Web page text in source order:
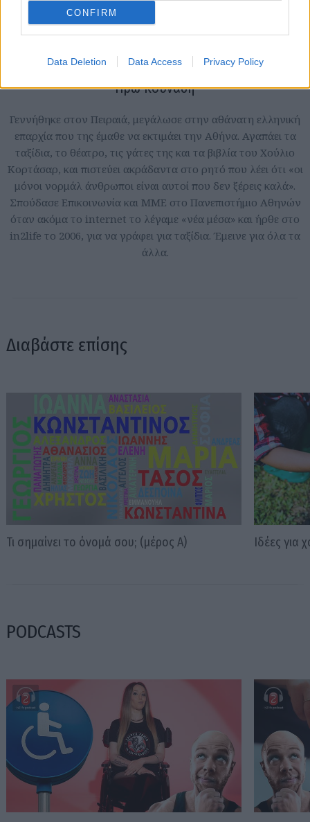
CONFIRM
Data Deletion Data Access Privacy Policy
Ηρώ Κουνάδη
Γεννήθηκε στον Πειραιά, μεγάλωσε στην αθάνατη ελληνική
επαρχία που της έμαθε να εκτιμάει την Αθήνα. Αγαπάει τα
ταξίδια, το θέατρο, τις γάτες της και τα βιβλία του Χούλιο
Κορτάσαρ, και πιστεύει ακράδαντα στο ρητό που λέει ότι «οι
μόνοι νορμάλ άνθρωποι είναι αυτοί που δεν ξέρεις καλά».
Σπούδασε Επικοινωνία και ΜΜΕ στο Πανεπιστήμιο Αθηνών
όταν ακόμα το internet το λέγαμε «νέα μέσα» και ήρθε στο
in2life το 2006, για να γράφει για ταξίδια. Έμεινε για όλα τα
άλλα.
Διαβάστε επίσης
Τι σημαίνει το όνομά σου; (μέρος Α) Ιδέες για
PODCASTS